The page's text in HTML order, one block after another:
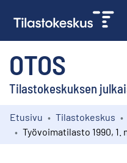
OTOS
Tilastokeskuksen
Kokoelmat
Etusivu Tilastokeskus